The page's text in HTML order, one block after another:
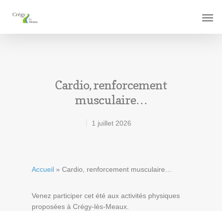
Cardio, renforcement
musculaire…
1 juillet 2026
Accueil » Cardio, renforcement musculaire…
Venez participer cet été aux activités physiques
proposées à Crégy-lès-Meaux.